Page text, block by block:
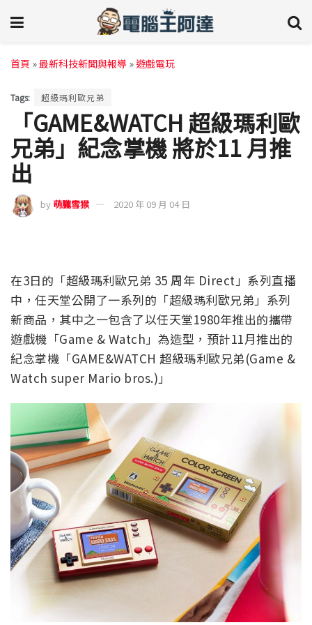
首頁 »最新科技新聞與報導 »遊戲電玩
Tags: 超級瑪利歐兄弟
「GAME&WATCH 超級瑪利歐
兄弟」紀念掌機 將於11 月推
出
by 萌朧雪猴 2020 年 09 月 04 日
在3日的「超級瑪利歐兄弟 35 周年 Direct」系列直播
中，任天堂公開了一系列的「超級瑪利歐兄弟」系列
新商品，其中之一包含了以任天堂1980年推出的攜帶
遊戲機「Game & Watch」為造型，預計11月推出的
紀念掌機「GAME&WATCH 超級瑪利歐兄弟(Game &
Watch super Mario bros.)」